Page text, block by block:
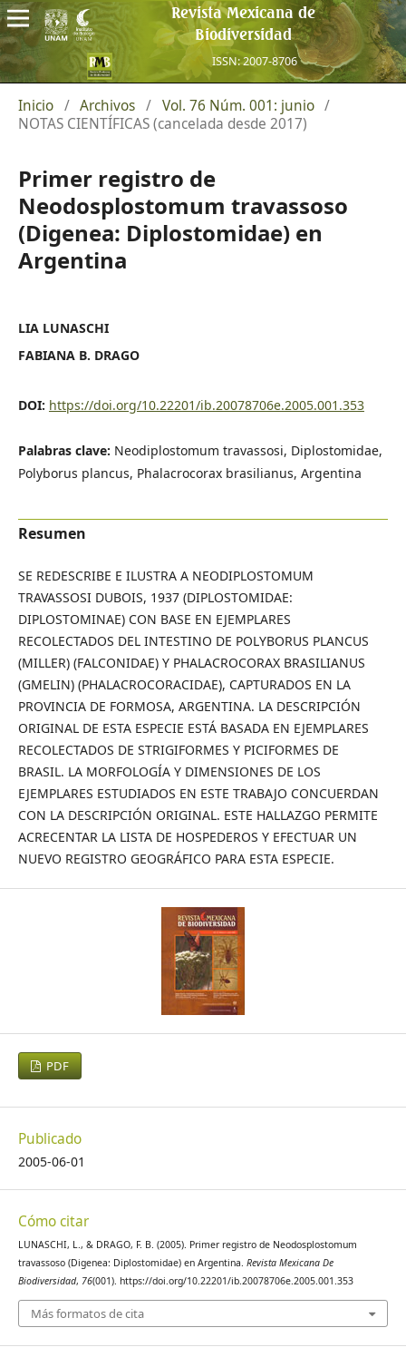
Revista Mexicana de
Biodiversidad
ISSN: 2007-8706
Inicio / Archivos / Vol. 76 Núm. 001: junio /
NOTAS CIENTÍFICAS (cancelada desde 2017)
Primer registro de
Neodosplostomum travassoso
(Digenea: Diplostomidae) en
Argentina
LIA LUNASCHI
FABIANA B. DRAGO
DOI: https://doi.org/10.22201/ib.20078706e.2005.001.353
Palabras clave: Neodiplostomum travassosi, Diplostomidae,
Polyborus plancus, Phalacrocorax brasilianus, Argentina
Resumen
SE REDESCRIBE E ILUSTRA A NEODIPLOSTOMUM
TRAVASSOSI DUBOIS, 1937 (DIPLOSTOMIDAE:
DIPLOSTOMINAE) CON BASE EN EJEMPLARES
RECOLECTADOS DEL INTESTINO DE POLYBORUS PLANCUS
(MILLER) (FALCONIDAE) Y PHALACROCORAX BRASILIANUS
(GMELIN) (PHALACROCORACIDAE), CAPTURADOS EN LA
PROVINCIA DE FORMOSA, ARGENTINA. LA DESCRIPCIÓN
ORIGINAL DE ESTA ESPECIE ESTÁ BASADA EN EJEMPLARES
RECOLECTADOS DE STRIGIFORMES Y PICIFORMES DE
BRASIL. LA MORFOLOGÍA Y DIMENSIONES DE LOS
EJEMPLARES ESTUDIADOS EN ESTE TRABAJO CONCUERDAN
CON LA DESCRIPCIÓN ORIGINAL. ESTE HALLAZGO PERMITE
ACRECENTAR LA LISTA DE HOSPEDEROS Y EFECTUAR UN
NUEVO REGISTRO GEOGRÁFICO PARA ESTA ESPECIE.
PDF
Publicado
2005-06-01
Cómo citar
LUNASCHI, L., & DRAGO, F. B. (2005). Primer registro de Neodosplostomum
travassoso (Digenea: Diplostomidae) en Argentina. Revista Mexicana De
Biodiversidad, 76(001). https://doi.org/10.22201/ib.20078706e.2005.001.353
Más formatos de cita